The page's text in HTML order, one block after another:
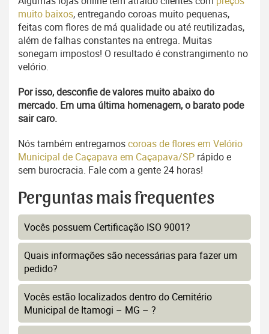
muito baixos, entregando coroas muito pequenas,
feitas com flores de má qualidade ou até reutilizadas,
além de falhas constantes na entrega. Muitas
sonegam impostos! O resultado é constrangimento no
velório.
Por isso, desconfie de valores muito abaixo do
mercado. Em uma última homenagem, o barato pode
sair caro.
Nós também entregamoscoroas de flores em Velório
Municipal de Caçapava em Caçapava/SP rápido e
sem burocracia. Fale com a gente 24 horas!
Perguntas mais frequentes
Vocês possuem Certificação ISO 9001?
Quais informações são necessárias para fazer um
pedido?
Vocês estão localizados dentro do Cemitério
Municipal de Itamogi – MG – ?